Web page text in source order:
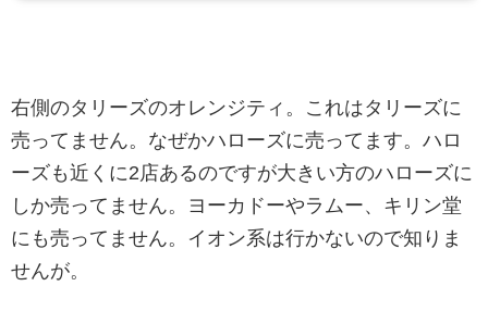
右側のタリーズのオレンジティ。これはタリーズに
売ってません。なぜかハローズに売ってます。ハロ
ーズも近くに2店あるのですが大きい方のハローズに
しか売ってません。ヨーカドーやラムー、キリン堂
にも売ってません。イオン系は行かないので知りま
せんが。